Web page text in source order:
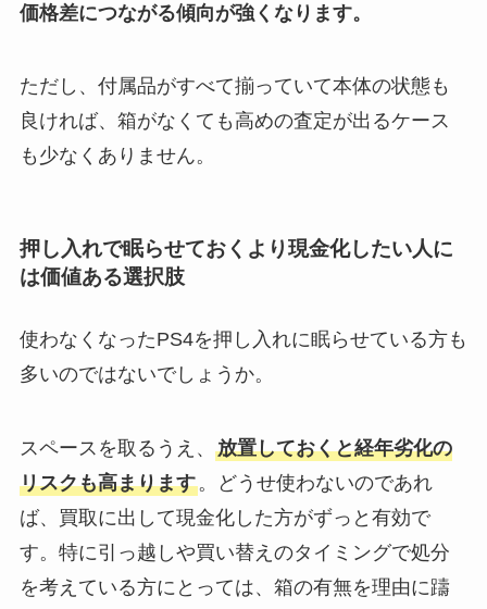
価格差につながる傾向が強くなります。
ただし、付属品がすべて揃っていて本体の状態も
良ければ、箱がなくても高めの査定が出るケース
も少なくありません。
押し入れで眠らせておくより現金化したい人に
は価値ある選択肢
使わなくなったPS4を押し入れに眠らせている方も
多いのではないでしょうか。
スペースを取るうえ、 放置しておくと経年劣化の
リスクも高まります。どうせ使わないのであれ
ば、買取に出して現金化した方がずっと有効で
す。特に引っ越しや買い替えのタイミングで処分
を考えている方にとっては、箱の有無を理由に躊